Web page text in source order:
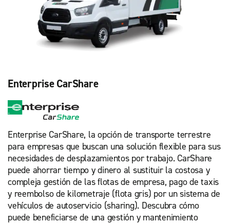
Enterprise CarShare
Enterprise CarShare, la opción de transporte terrestre
para empresas que buscan una solución flexible para sus
necesidades de desplazamientos por trabajo. CarShare
puede ahorrar tiempo y dinero al sustituir la costosa y
compleja gestión de las flotas de empresa, pago de taxis
y reembolso de kilometraje (flota gris) por un sistema de
vehículos de autoservicio (sharing). Descubra cómo
puede beneficiarse de una gestión y mantenimiento